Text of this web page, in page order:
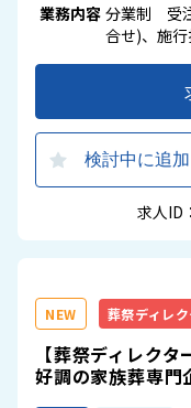
業務内容 分業制 受
合せ)、施
検討中に追加
求人ID
NEW 葬祭ディレ
【葬祭ディレク
好調の家族葬専門